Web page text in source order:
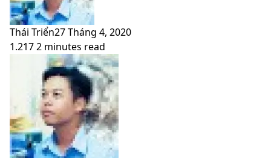
Thái Triển27 Tháng 4, 2020
1.2172 minutes read
Facebook
LinkedIn
Pinterest
Messenger
Messenger
WhatsApp
Telegram
Facebook
LinkedIn
Pinterest
Messenger
Messenger
WhatsApp
Telegram